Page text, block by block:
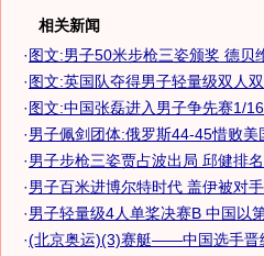
相关新闻
·图文:男子50米步枪三姿颁奖 德贝
·图文:英国队夺得男子轻量级双人
·图文:中国张磊进入男子争先赛1/
·男子佩剑团体:俄罗斯44-45惜败美
·男子步枪三姿贾占波出局 邱健排名
·男子百米进博尔特时代 盖伊被对手
·男子轻量级4人单桨决赛B 中国以
·(北京奥运)(3)赛艇——中国选手晋